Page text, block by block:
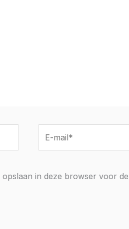
mail*
opslaan in deze browser voor